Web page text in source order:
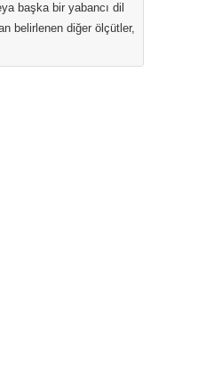
başka bir yabancı dil
belirlenen diğer ölçütler,